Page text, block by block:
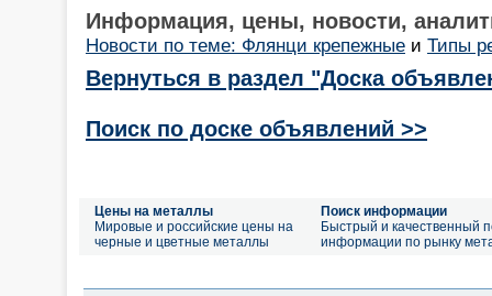
Информация, цены, новости,
Новости по теме: Флянци крепежные и Типы
Вернуться в раздел "Доска
Поиск по доске объявлений >>
Цены на металлы
Мировые и российские цены на
черные и цветные металлы
Поиск информации
Быстрый и качественный
информации по рынку